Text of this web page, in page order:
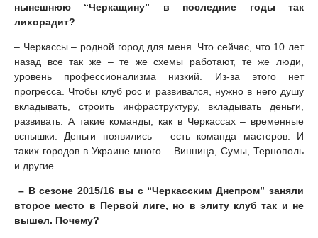
нынешнюю “Черкащину” в последние годы так
лихорадит?
– Черкассы – родной город для меня. Что сейчас, что 10 лет
назад все так же – те же схемы работают, те же люди,
уровень профессионализма низкий. Из-за этого нет
прогресса. Чтобы клуб рос и развивался, нужно в него душу
вкладывать, строить инфраструктуру, вкладывать деньги,
развивать. А такие команды, как в Черкассах – временные
вспышки. Деньги появились – есть команда мастеров. И
таких городов в Украине много – Винница, Сумы, Тернополь
и другие.
– В сезоне 2015/16 вы с “Черкасским Днепром” заняли
второе место в Первой лиге, но в элиту клуб так и не
вышел. Почему?